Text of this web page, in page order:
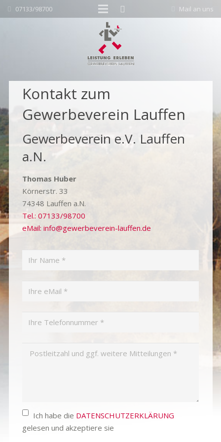
07133/98700 Mail an uns
Kontakt zum
Gewerbeverein Lauffen
Gewerbeverein e.V. Lauffen
a.N.
Thomas Huber
Körnerstr. 33
74348 Lauffen a.N.
Tel.: 07133/98700
eMail: info@gewerbeverein-lauffen.de
Ich habe die DATENSCHUTZERKLÄRUNG
gelesen und akzeptiere sie